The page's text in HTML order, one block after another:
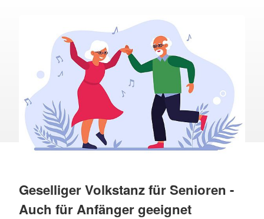
Geselliger Volkstanz für Senioren -
Auch für Anfänger geeignet